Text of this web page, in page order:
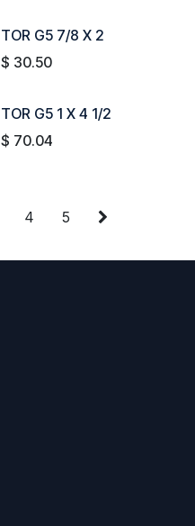
TOR G5 7/8 X 2
$ 30.50
TOR G5 1 X 4 1/2
$ 70.04
4 5